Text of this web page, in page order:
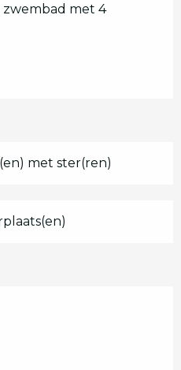
zwembad met 4
met ster(ren)